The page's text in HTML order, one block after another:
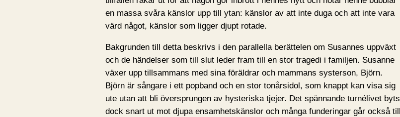
en massa svåra känslor upp till ytan: känslor av att inte duga och att inte vara
värd något, känslor som ligger djupt rotade.
Bakgrunden till detta beskrivs i den parallella berättelen om Susannes uppväxt
och de händelser som till slut leder fram till en stor tragedi i familjen. Susanne
växer upp tillsammans med sina föräldrar och mammans systerson, Björn.
Björn är sångare i ett popband och en stor tonårsidol, som knappt kan visa sig
ute utan att bli översprungen av hysteriska tjejer. Det spännande turnélivet byts
dock snart ut mot djupa ensamhetskänslor och många funderingar går också till